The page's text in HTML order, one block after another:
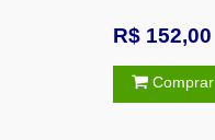
R$ 152,00
Comprar